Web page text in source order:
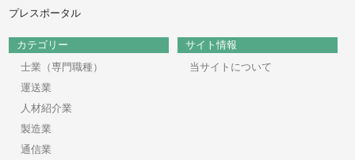
プレスポータル
カテゴリー
士業（専門職種）
運送業
人材紹介業
製造業
通信業
サイト情報
当サイトについて